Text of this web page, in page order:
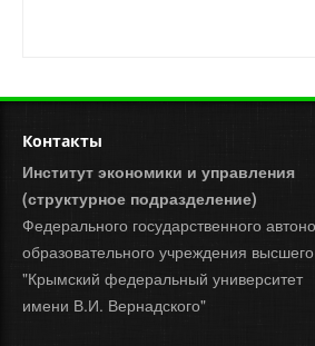
Контакты
Институт экономики и управления
(структурное подразделение)
Федерального государственного
образовательного учреждения
"Крымский федеральный университет
имени В.И. Вернадского"